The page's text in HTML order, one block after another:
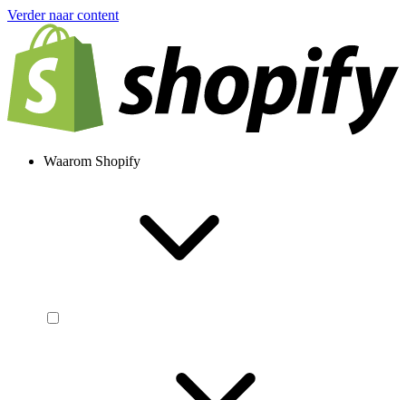
Verder naar content
Waarom Shopify